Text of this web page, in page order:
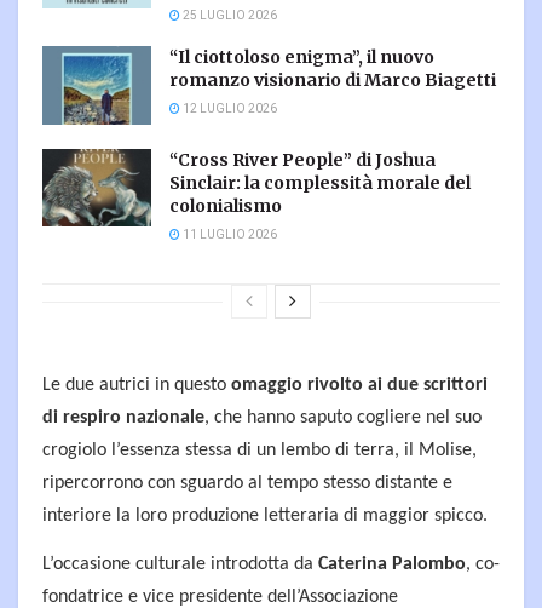
25 LUGLIO 2026
“Il ciottoloso enigma”, il nuovo
romanzo visionario di Marco Biagetti
12 LUGLIO 2026
“Cross River People” di Joshua
Sinclair: la complessità morale del
colonialismo
11 LUGLIO 2026
Le due autrici in questo omaggio rivolto ai due scrittori
di respiro nazionale, che hanno saputo cogliere nel suo
crogiolo l’essenza stessa di un lembo di terra, il Molise,
ripercorrono con sguardo al tempo stesso distante e
interiore la loro produzione letteraria di maggior spicco.
L’occasione culturale introdotta da Caterina Palombo, co-
fondatrice e vice presidente dell’Associazione